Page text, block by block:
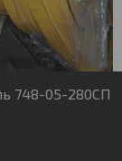
748-05-280СП